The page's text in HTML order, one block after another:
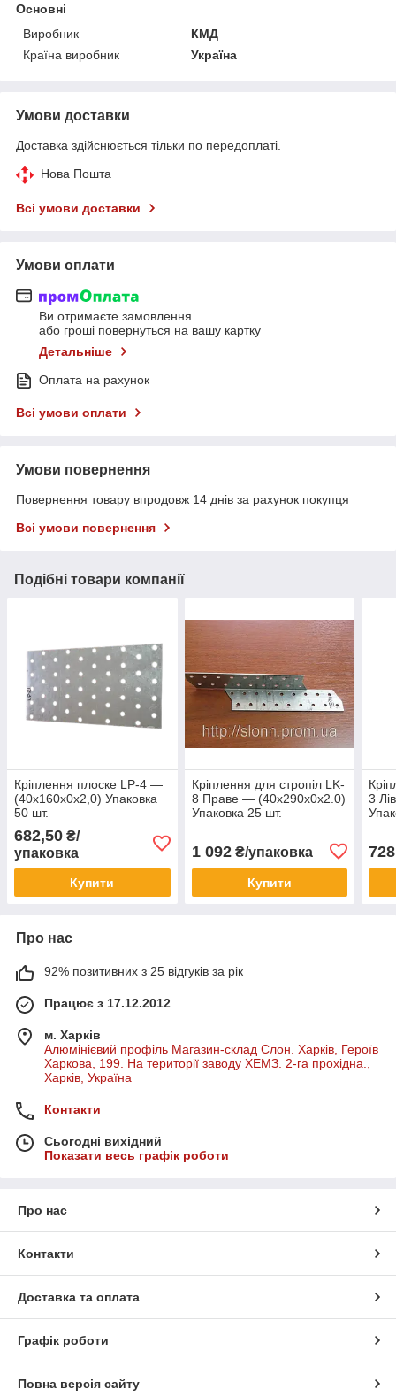
Основні
Виробник
КМД
Країна виробник
Україна
Умови доставки
Доставка здійснюється тільки по передоплаті.
Нова Пошта
Всі умови доставки
Умови оплати
Ви отримаєте замовлення
або гроші повернуться на вашу картку
Детальніше
Оплата на рахунок
Всі умови оплати
Умови повернення
Повернення товару впродовж 14 днів за рахунок покупця
Всі умови повернення
Подібні товари компанії
Кріплення плоске LP-4 —
(40х160х0х2,0) Упаковка
50 шт.
682,50 ₴/
упаковка
Купити
Кріплення для стропіл LK-
8 Праве — (40х290х0х2.0)
Упаковка 25 шт.
1 092₴/упаковка
Купити
3
728
Про нас
92% позитивних з 25 відгуків за рік
Працює з 17.12.2012
м. Харків
Алюмінієвий профіль Магазин-склад Слон. Харків, Героїв
Харкова, 199. На території заводу ХЕМЗ. 2-га прохідна.,
Харків, Україна
Контакти
Сьогодні вихідний
Показати весь графік роботи
Про нас
Контакти
Доставка та оплата
Графік роботи
Повна версія сайту